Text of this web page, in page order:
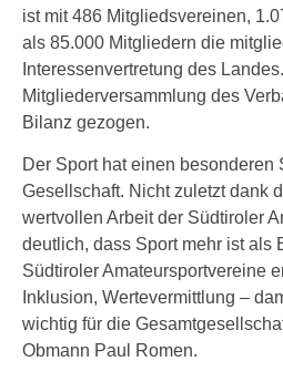
ist mit 486 Mitgliedsvereinen,
als 85.000 Mitgliedern die
Interessenvertretung des
Mitgliederversammlung des
Bilanz gezogen.
Der Sport hat einen besonderen
Gesellschaft. Nicht zuletzt dank
wertvollen Arbeit der Südtiroler
deutlich, dass Sport mehr ist als
Südtiroler Amateursportvereine
Inklusion, Wertevermittlung –
wichtig für die
Obmann Paul Romen.